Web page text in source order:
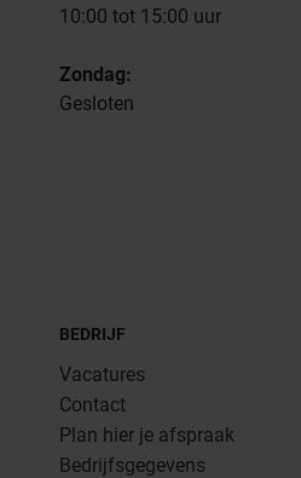
10:00 tot 15:00 uur
Zondag:
Gesloten
BEDRIJF
Vacatures
Contact
Plan hier je afspraak
Bedrijfsgegevens